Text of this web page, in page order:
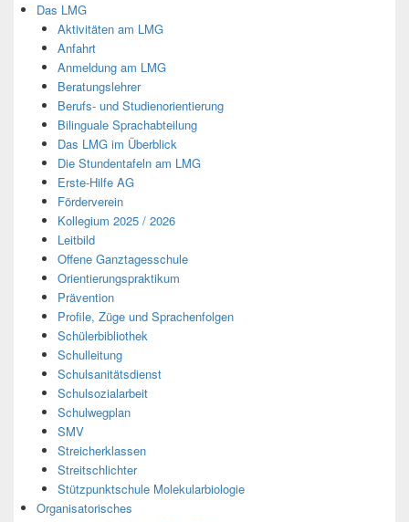
Das LMG
Aktivitäten am LMG
Anfahrt
Anmeldung am LMG
Beratungslehrer
Berufs- und Studienorientierung
Bilinguale Sprachabteilung
Das LMG im Überblick
Die Stundentafeln am LMG
Erste-Hilfe AG
Förderverein
Kollegium 2025 / 2026
Leitbild
Offene Ganztagesschule
Orientierungspraktikum
Prävention
Profile, Züge und Sprachenfolgen
Schülerbibliothek
Schulleitung
Schulsanitätsdienst
Schulsozialarbeit
Schulwegplan
SMV
Streicherklassen
Streitschlichter
Stützpunktschule Molekularbiologie
Organisatorisches